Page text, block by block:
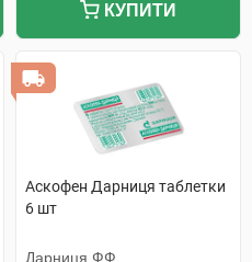
КУПИТИ
Аскофен Дарниця таблетки
6 шт
Дарниця ФФ